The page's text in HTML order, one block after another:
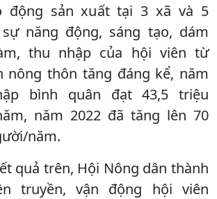
động sản xuất tại 3 xã và 5
năng động, sáng tạo, dám
thu nhập của hội viên từ
nông thôn tăng đáng kể, năm
bình quân đạt 43,5 triệu
năm 2022 đã tăng lên 70
năm.
quả trên, Hội Nông dân thành
truyền, vận động hội viên